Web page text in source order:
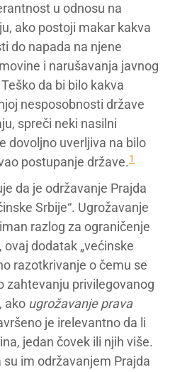
u odnosu na
ako postoji makar kakva
do napada na njene
i narušavanja javnog
da bi bilo kakva
nesposobnosti države
spreči neki nasilni
dovoljno uverljiva na bilo
postupanje države.1
da je održavanje Prajda
Srbije“. Ugrožavanje
razlog za ograničenje
dodatak „većinske
razotkrivanje o čemu se
zahtevanju privilegovanog
ako ugrožavanje prava
je irelevantno da li
jedan čovek ili njih više.
su im održavanjem Prajda